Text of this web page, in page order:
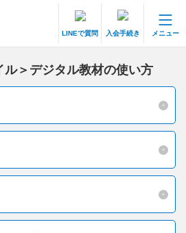
LINEで質問 入会手続き メニュー
き
手続き
ン
照会)
ル＞デジタル教材の使い方